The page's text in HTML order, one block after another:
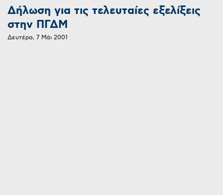
Δήλωση για τις τελευταίες εξελίξεις
στην ΠΓΔΜ
Δευτέρα, 7 Μάι 2001